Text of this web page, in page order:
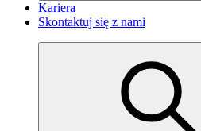
Kariera
Skontaktuj się z nami